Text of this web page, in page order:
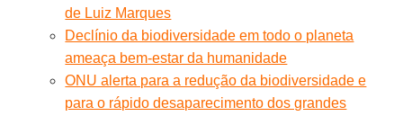
de Luiz Marques
Declínio da biodiversidade em todo o planeta
ameaça bem-estar da humanidade
ONU alerta para a redução da biodiversidade e
para o rápido desaparecimento dos grandes